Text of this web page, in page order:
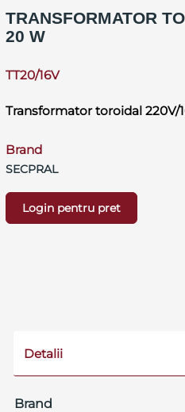
TRANSFORMATOR
20 W
TT20/16V
Transformator toroidal 220V/
Brand
SECPRAL
Login pentru pret
Detalii
Brand